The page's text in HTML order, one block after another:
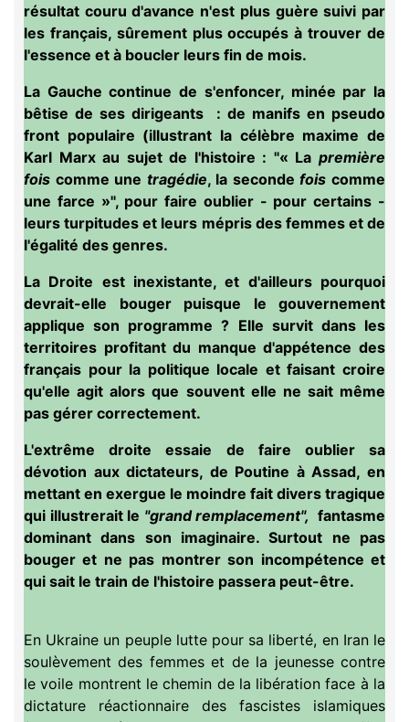
résultat couru d'avance n'est plus guère suivi par
les français, sûrement plus occupés à trouver de
l'essence et à boucler leurs fin de mois.
La Gauche continue de s'enfoncer, minée par la
bêtise de ses dirigeants : de manifs en pseudo
front populaire (illustrant la célèbre maxime de
Karl Marx au sujet de l'histoire : "« La première
fois comme une tragédie, la secondefois comme
une farce »", pour faire oublier - pour certains -
leurs turpitudes et leurs mépris des femmes et de
l'égalité des genres.
La Droite est inexistante, et d'ailleurs pourquoi
devrait-elle bouger puisque le gouvernement
applique son programme ? Elle survit dans les
territoires profitant du manque d'appétence des
français pour la politique locale et faisant croire
qu'elle agit alors que souvent elle ne sait même
pas gérer correctement.
L'extrême droite essaie de faire oublier sa
dévotion aux dictateurs, de Poutine à Assad, en
mettant en exergue le moindre fait divers tragique
qui illustrerait le "grand remplacement", fantasme
dominant dans son imaginaire. Surtout ne pas
bouger et ne pas montrer son incompétence et
qui sait le train de l'histoire passera peut-être.
En Ukraine un peuple lutte pour sa liberté, en Iran le
soulèvement des femmes et de la jeunesse contre
le voile montrent le chemin de la libération face à la
dictature réactionnaire des fascistes islamiques